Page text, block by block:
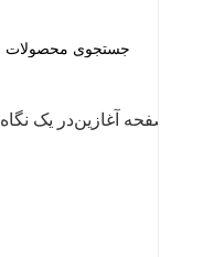
صفحه آغازیندر یک نگاه